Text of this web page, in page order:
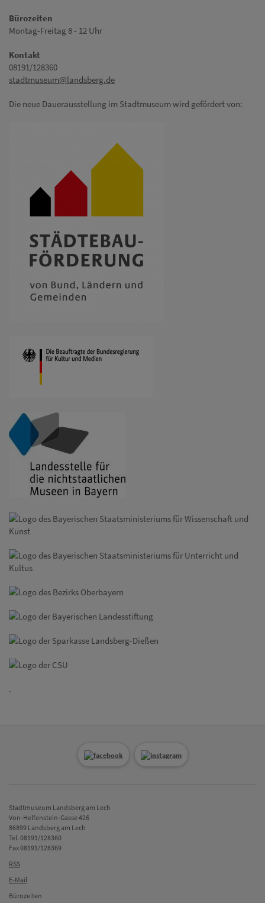
Bürozeiten
Montag-Freitag 8 - 12 Uhr
Kontakt
08191/128360
stadtmuseum@landsberg.de
Die neue Dauerausstellung im Stadtmuseum wird gefördert von:
.
Stadtmuseum Landsberg am Lech
Von-Helfenstein-Gasse 426
86899 Landsberg am Lech
Tel. 08191/128360
Fax 08191/128369
RSS
E-Mail
Bürozeiten